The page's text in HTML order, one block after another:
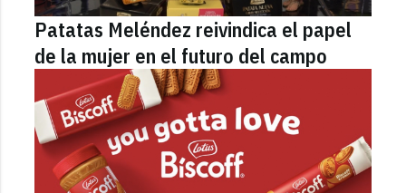
Patatas Meléndez reivindica el papel
de la mujer en el futuro del campo